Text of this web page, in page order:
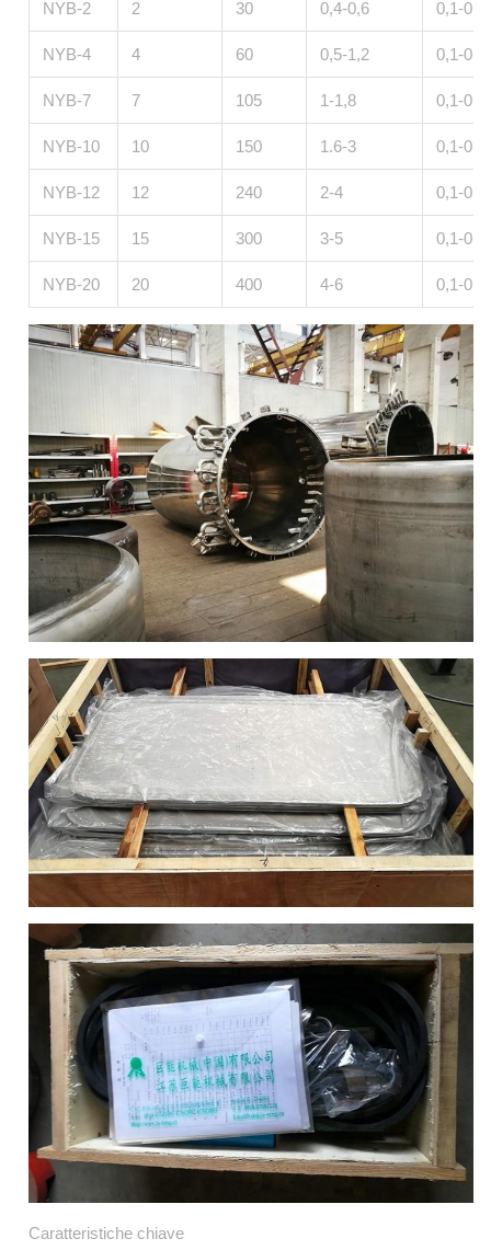
NYB-2 2 30 0,4-0,6 0,1-0,4
NYB-4 4 60 0,5-1,2 0,1-0,4
NYB-7 7 105 1-1,8 0,1-0,4
NYB-10 10 150 1.6-3 0,1-0,4
NYB-12 12 240 2-4 0,1-0,4
NYB-15 15 300 3-5 0,1-0,4
NYB-20 20 400 4-6 0,1-0,4
Caratteristiche chiave